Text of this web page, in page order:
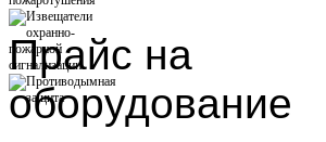
Прайс на
оборудование